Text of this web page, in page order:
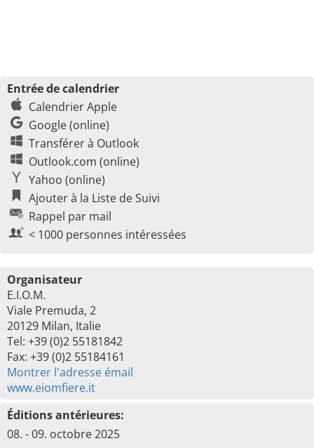
Entrée de calendrier
Calendrier Apple
Google (online)
Transférer à Outlook
Outlook.com (online)
Yahoo (online)
Ajouter à la Liste de Suivi
Rappel par mail
< 1000 personnes intéressées
Organisateur
E.I.O.M.
Viale Premuda, 2
20129 Milan, Italie
Tel: +39 (0)2 55181842
Fax: +39 (0)2 55184161
Montrer l'adresse émail
www.eiomfiere.it
Éditions antérieures:
08. - 09. octobre 2025